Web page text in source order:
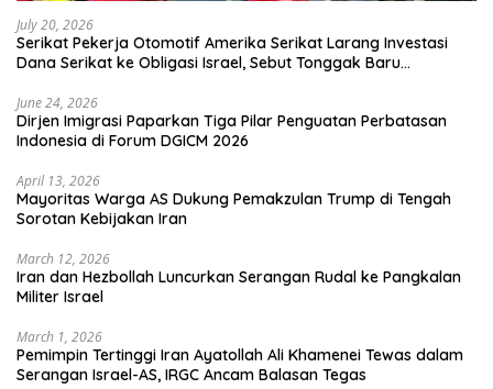
July 20, 2026
Serikat Pekerja Otomotif Amerika Serikat Larang Investasi
Dana Serikat ke Obligasi Israel, Sebut Tonggak Baru
June 24, 2026
Dirjen Imigrasi Paparkan Tiga Pilar Penguatan Perbatasan
Indonesia di Forum DGICM 2026
April 13, 2026
Mayoritas Warga AS Dukung Pemakzulan Trump di Tengah
Sorotan Kebijakan Iran
March 12, 2026
Iran dan Hezbollah Luncurkan Serangan Rudal ke Pangkalan
Militer Israel
March 1, 2026
Pemimpin Tertinggi Iran Ayatollah Ali Khamenei Tewas dalam
Serangan Israel-AS, IRGC Ancam Balasan Tegas